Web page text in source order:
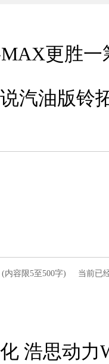
更胜一
汽油版铃
(内容限5至500字) 当前已
浩思动